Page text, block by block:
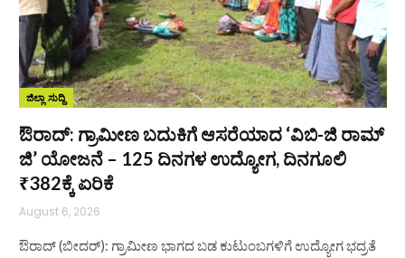
ಜಿಲ್ಲಾ ಸುದ್ದಿ
ಔರಾದ್: ಗ್ರಾಮೀಣ ಬದುಕಿಗೆ ಆಸರೆಯಾದ ‘ವಿಬಿ-ಜಿ ರಾಮ್
ಜಿ’ ಯೋಜನೆ – 125 ದಿನಗಳ ಉದ್ಯೋಗ, ದಿನಗೂಲಿ
₹382ಕ್ಕೆ ಏರಿಕೆ
August 6, 2026
ಔರಾದ್ (ಬೀದರ್): ಗ್ರಾಮೀಣ ಭಾಗದ ಬಡ ಕುಟುಂಬಗಳಿಗೆ ಉದ್ಯೋಗ ಭದ್ರತೆ